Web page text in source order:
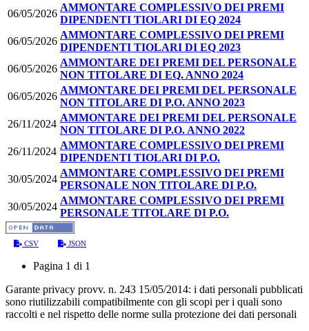
06/05/2026
AMMONTARE COMPLESSIVO DEI PREMI
DIPENDENTI TIOLARI DI EQ 2024
06/05/2026
AMMONTARE COMPLESSIVO DEI PREMI
DIPENDENTI TIOLARI DI EQ 2023
06/05/2026
AMMONTARE DEI PREMI DEL PERSONALE
NON TITOLARE DI EQ. ANNO 2024
06/05/2026
AMMONTARE DEI PREMI DEL PERSONALE
NON TITOLARE DI P.O. ANNO 2023
26/11/2024
AMMONTARE DEI PREMI DEL PERSONALE
NON TITOLARE DI P.O. ANNO 2022
26/11/2024
AMMONTARE COMPLESSIVO DEI PREMI
DIPENDENTI TIOLARI DI P.O.
30/05/2024
AMMONTARE COMPLESSIVO DEI PREMI
PERSONALE NON TITOLARE DI P.O.
30/05/2024
AMMONTARE COMPLESSIVO DEI PREMI
PERSONALE TITOLARE DI P.O.
CSV JSON
Pagina 1 di 1
Garante privacy provv. n. 243 15/05/2014: i dati personali pubblicati
sono riutilizzabili compatibilmente con gli scopi per i quali sono
raccolti e nel rispetto delle norme sulla protezione dei dati personali